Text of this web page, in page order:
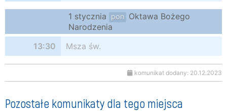
1 stycznia pon
Oktawa Bożego
Narodzenia
13:30
Msza św.
komunikat dodany: 20.12.2023
Pozostałe komunikaty dla tego miejsca